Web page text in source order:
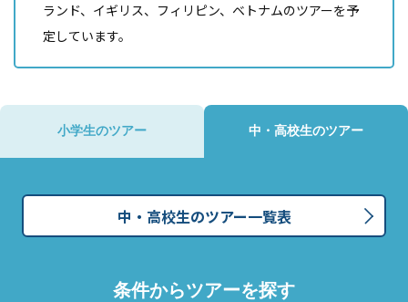
ランド、イギリス、フィリピン、ベトナムのツアーを予
定しています。
小学生のツアー 中・高校生のツアー
中・高校生のツアー一覧表
条件からツアーを探す